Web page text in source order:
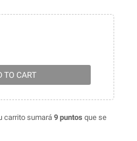
TO CART
carrito sumará9 puntos que se